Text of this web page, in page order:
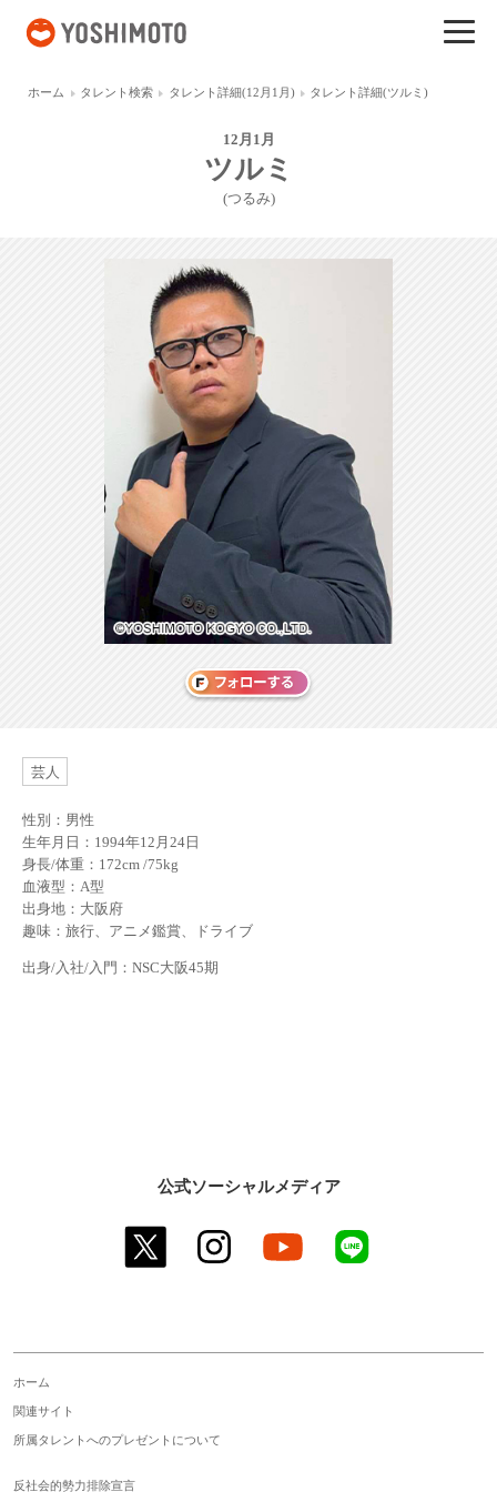
ホーム タレント検索 タレント詳細(12月1月) タレント詳細(ツルミ)
12月1月
ツルミ
(つるみ)
芸人
性別：男性
生年月日：1994年12月24日
身長/体重：172cm /75kg
血液型：A型
出身地：大阪府
趣味：旅行、アニメ鑑賞、ドライブ
出身/入社/入門：NSC大阪45期
公式ソーシャルメディア
twitter instagram youtube
ホーム
関連サイト
所属タレントへのプレゼントについて
反社会的勢力排除宣言